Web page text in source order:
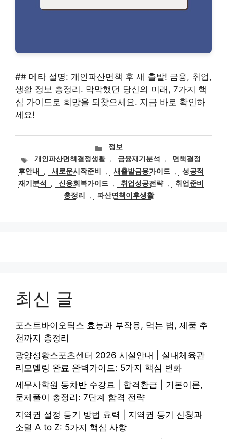
## 메타 설명: 개인파산면책 후 새 출발! 금융, 취업,
생활 정보 총정리. 막막했던 당신의 미래, 7가지 핵
심 가이드로 희망을 되찾으세요. 지금 바로 확인하
세요!
카
테
고
리
정보
태
그
개인파산면책결정생활 , 금융재기분석 ,
면책결정
후안내
, 새로운시작준비 , 새출발금융가이드 ,
성공적
재기분석
, 신용회복가이드 , 취업성공전략 ,
취업준비
총정리
, 파산면책이후생활
최신 글
포스트바이오틱스 효능과 부작용, 먹는 법, 제품 추
천까지 총정리
광양성황스포츠센터 2026 시설안내 | 실내체육관
리모델링 완료 완벽가이드: 5가지 핵심 변화
세무사학원 동차반 수강료 | 합격환급 | 기본이론,
문제풀이 총정리: 7단계 합격 전략
지역권 설정 등기 방법 효력 | 지역권 등기 신청과
소멸 A to Z: 5가지 핵심 사항